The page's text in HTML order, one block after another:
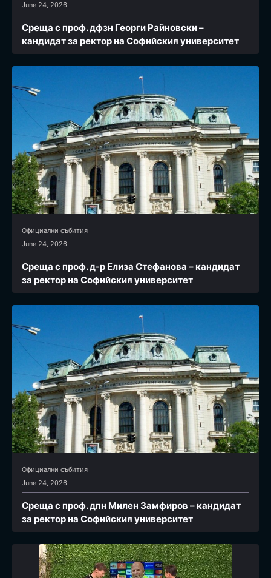
June 24, 2026
Среща с проф. дфзн Георги Райновски –
кандидат за ректор на Софийския университет
Официални събития
June 24, 2026
Среща с проф. д-р Елиза Стефанова – кандидат
за ректор на Софийския университет
Официални събития
June 24, 2026
Среща с проф. дпн Милен Замфиров – кандидат
за ректор на Софийския университет